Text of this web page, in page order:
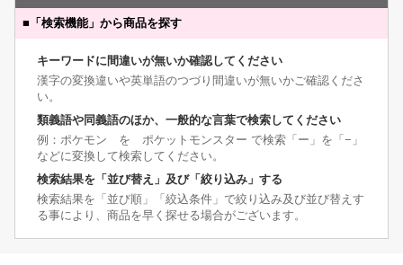
■ 「検索機能」から商品を探す
キーワードに間違いが無いか確認してください
漢字の変換違いや英単語のつづり間違いが無いかご確認くださ
い。
類義語や同義語のほか、一般的な言葉で検索してください
例：ポケモン を ポケットモンスター で検索「ー」を「−」
などに変換して検索してください。
検索結果を「並び替え」及び「絞り込み」する
検索結果を「並び順」「絞込条件」で絞り込み及び並び替えす
る事により、商品を早く探せる場合がございます。